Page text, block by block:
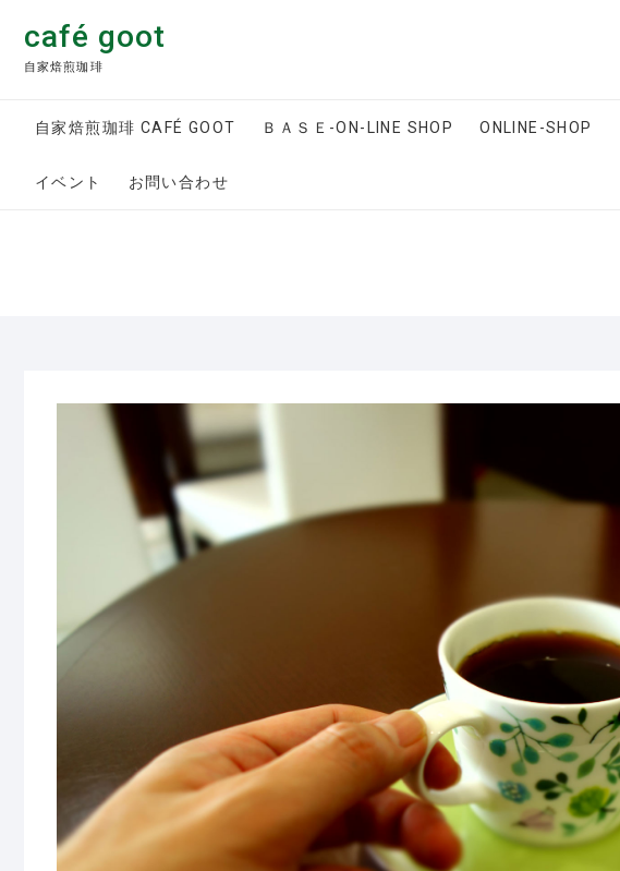
content
café goot
自家焙煎珈琲
自家焙煎珈琲 CAFÉ GOOT ＢＡＳＥ-ON-LINE SHOP ONLINE-SHOP
イベント お問い合わせ